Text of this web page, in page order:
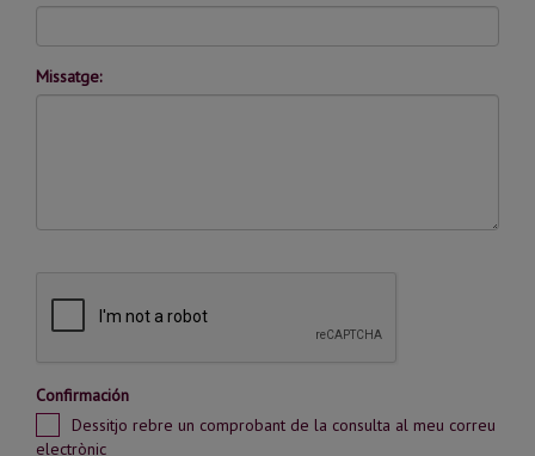
Missatge:
Confirmación
Dessitjo rebre un comprobant de la consulta al meu correu
electrònic